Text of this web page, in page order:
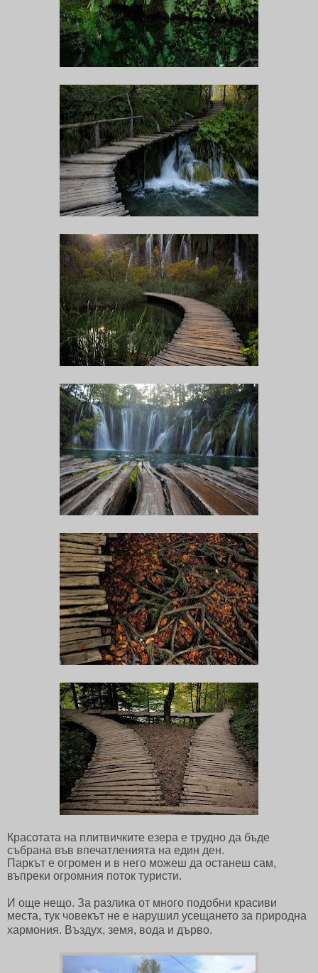
Красотата на плитвичките езера е трудно да бъде
събрана във впечатленията на един ден.
Паркът е огромен и в него можеш да останеш сам,
въпреки огромния поток туристи.
И още нещо. За разлика от много подобни красиви
места, тук човекът не е нарушил усещането за природна
хармония. Въздух, земя, вода и дърво.